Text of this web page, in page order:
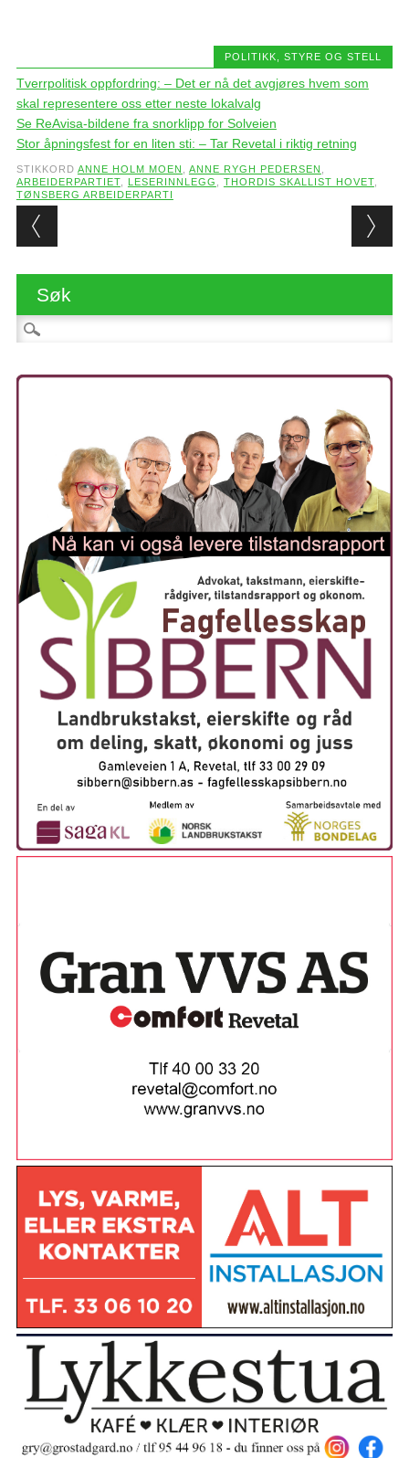
POLITIKK, STYRE OG STELL
Tverrpolitisk oppfordring: – Det er nå det avgjøres hvem som
skal representere oss etter neste lokalvalg
Se ReAvisa-bildene fra snorklipp for Solveien
Stor åpningsfest for en liten sti: – Tar Revetal i riktig retning
STIKKORD ANNE HOLM MOEN ANNE RYGH PEDERSEN
ARBEIDERPARTIET, LESERINNLEGG THORDIS SKALLIST HOVET,
TØNSBERG ARBEIDERPARTI
Post navigation
Søk
Søk etter: